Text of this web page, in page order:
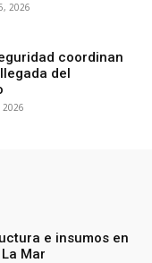
2026
coordinan
del
2026
e insumos en
Mar